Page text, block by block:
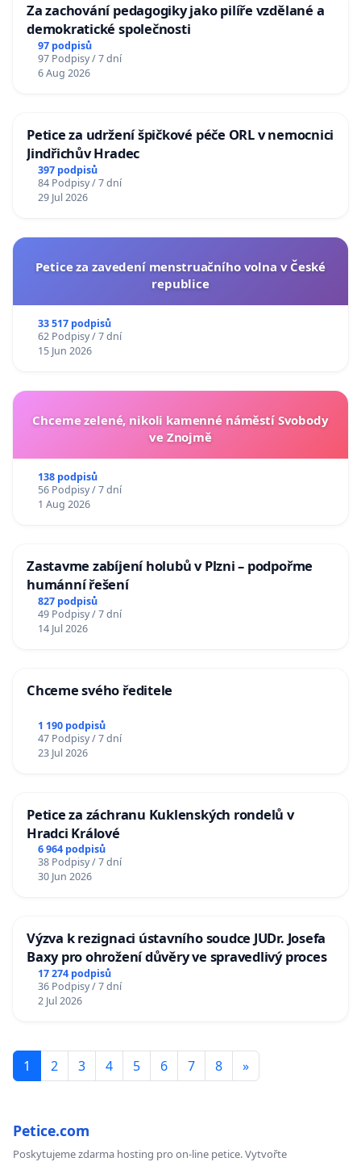
Za zachování pedagogiky jako pilíře vzdělané a
demokratické společnosti
97 podpisů
97 Podpisy / 7 dní
6 Aug 2026
Petice za udržení špičkové péče ORL v nemocnici
Jindřichův Hradec
397 podpisů
84 Podpisy / 7 dní
29 Jul 2026
Petice za zavedení menstruačního volna v České
republice
33 517 podpisů
62 Podpisy / 7 dní
15 Jun 2026
Chceme zelené, nikoli kamenné náměstí Svobody
ve Znojmě
138 podpisů
56 Podpisy / 7 dní
1 Aug 2026
Zastavme zabíjení holubů v Plzni – podpořme
humánní řešení
827 podpisů
49 Podpisy / 7 dní
14 Jul 2026
Chceme svého ředitele
1 190 podpisů
47 Podpisy / 7 dní
23 Jul 2026
Petice za záchranu Kuklenských rondelů v
Hradci Králové
6 964 podpisů
38 Podpisy / 7 dní
30 Jun 2026
Výzva k rezignaci ústavního soudce JUDr. Josefa
Baxy pro ohrožení důvěry ve spravedlivý proces
17 274 podpisů
36 Podpisy / 7 dní
2 Jul 2026
1 2 3 4 5 6 7 8 »
Petice.com
Poskytujeme zdarma hosting pro on-line petice. Vytvořte